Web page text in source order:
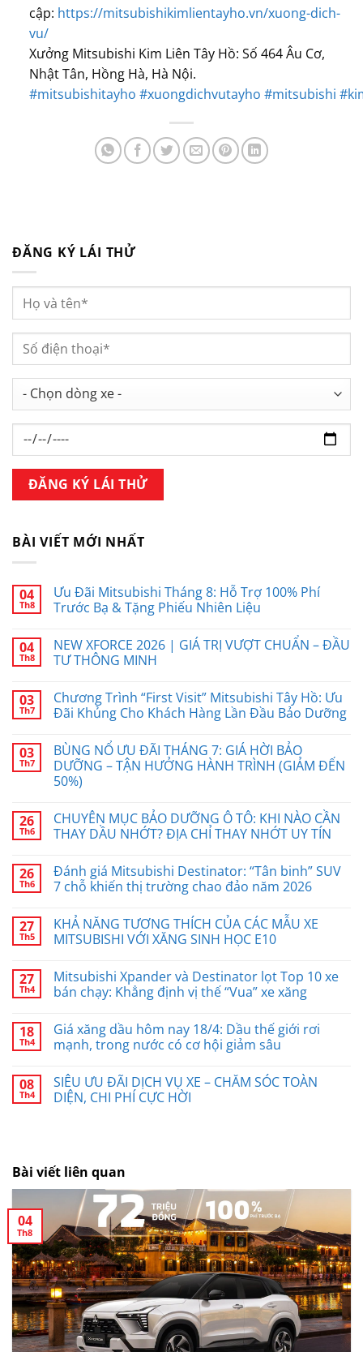
cập: https://mitsubishikimlientayho.vn/xuong-dich-
vu/
Xưởng Mitsubishi Kim Liên Tây Hồ: Số 464 Âu Cơ,
Nhật Tân, Hồng Hà, Hà Nội.
#mitsubishitayho #xuongdichvutayho #mitsubishi
ĐĂNG KÝ LÁI THỬ
BÀI VIẾT MỚI NHẤT
04
Th8
Ưu Đãi Mitsubishi Tháng 8: Hỗ Trợ 100% Phí
Trước Bạ & Tặng Phiếu Nhiên Liệu
04
Th8
NEW XFORCE 2026 | GIÁ TRỊ VƯỢT CHUẨN – ĐẦU
TƯ THÔNG MINH
03
Th7
Chương Trình “First Visit” Mitsubishi Tây Hồ: Ưu
Đãi Khủng Cho Khách Hàng Lần Đầu Bảo Dưỡng
03
Th7
BÙNG NỔ ƯU ĐÃI THÁNG 7: GIÁ HỜI BẢO
DƯỠNG – TẬN HƯỞNG HÀNH TRÌNH (GIẢM ĐẾN
50%)
26
Th6
CHUYÊN MỤC BẢO DƯỠNG Ô TÔ: KHI NÀO CẦN
THAY DẦU NHỚT? ĐỊA CHỈ THAY NHỚT UY TÍN
26
Th6
Đánh giá Mitsubishi Destinator: “Tân binh” SUV
7 chỗ khiến thị trường chao đảo năm 2026
27
Th5
KHẢ NĂNG TƯƠNG THÍCH CỦA CÁC MẪU XE
MITSUBISHI VỚI XĂNG SINH HỌC E10
27
Th4
Mitsubishi Xpander và Destinator lọt Top 10 xe
bán chạy: Khẳng định vị thế “Vua” xe xăng
18
Th4
Giá xăng dầu hôm nay 18/4: Dầu thế giới rơi
mạnh, trong nước có cơ hội giảm sâu
08
Th4
SIÊU ƯU ĐÃI DỊCH VỤ XE – CHĂM SÓC TOÀN
DIỆN, CHI PHÍ CỰC HỜI
Bài viết liên quan
04
Th8